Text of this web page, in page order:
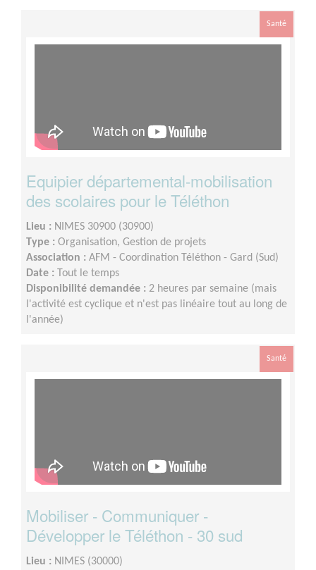
Santé
Equipier départemental-mobilisation
des scolaires pour le Téléthon
Lieu : NIMES 30900 (30900)
Type : Organisation, Gestion de projets
Association : AFM - Coordination Téléthon - Gard (Sud)
Date :
Tout le temps
Disponibilité demandée : 2 heures par semaine (mais
l'activité est cyclique et n'est pas linéaire tout au long de
l'année)
Santé
Mobiliser - Communiquer -
Développer le Téléthon - 30 sud
Lieu : NIMES (30000)